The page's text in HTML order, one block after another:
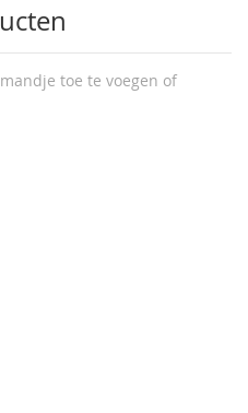
toe te voegen of